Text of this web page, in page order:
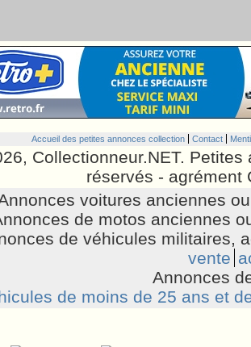
Accueil des petites annonces collection Contact
Collectionneur.NET.
réservés - agrément
voitures anciennes
de motos anciennes
de véhicules militaires,
vente
Annonces
de moins de 25 ans et